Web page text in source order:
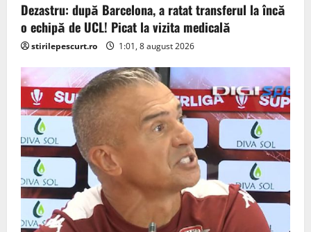
Dezastru: după Barcelona, a ratat transferul la încă
o echipă de UCL! Picat la vizita medicală
stirilepescurt.ro 1:01, 8 august 2026